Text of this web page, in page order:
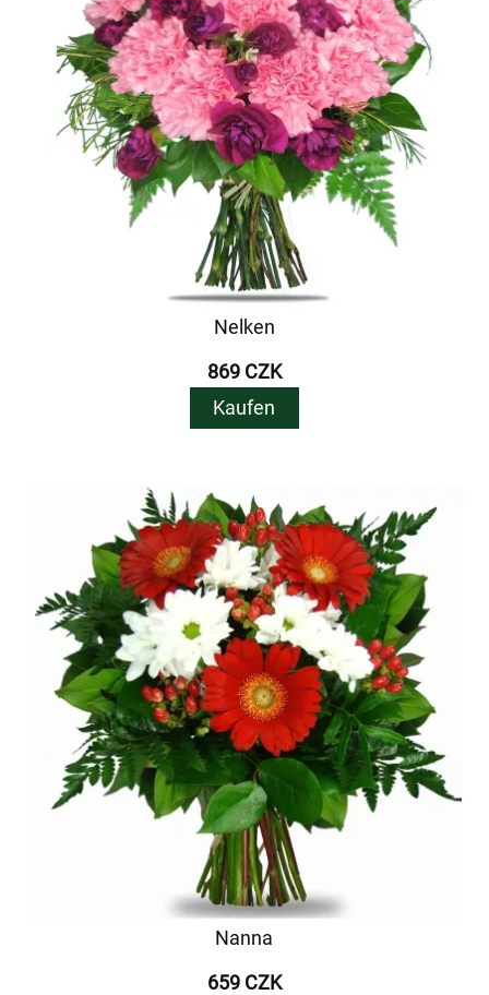
Nelken
869 CZK
Kaufen
Nanna
659 CZK